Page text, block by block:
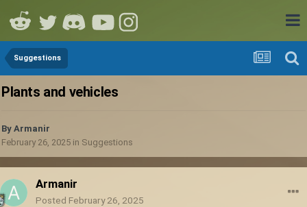
Suggestions
Plants and vehicles
By Armanir
February 26, 2025 in Suggestions
Armanir
Posted February 26, 2025